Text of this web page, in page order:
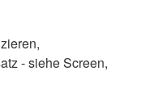
- siehe Screen,